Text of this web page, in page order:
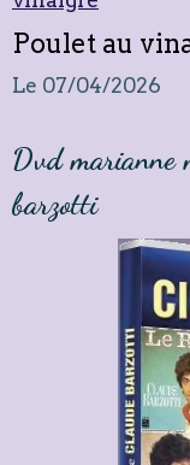
Poulet au
Le 07/04/2026
Dvd marianne
barzotti